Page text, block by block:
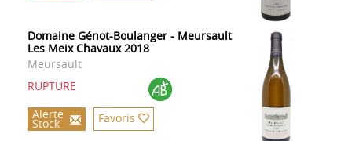
Domaine Génot-Boulanger - Meursault
Les Meix Chavaux 2018
Meursault
RUPTURE
Alerte
Stock Favoris